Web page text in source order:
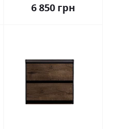
6 850 грн